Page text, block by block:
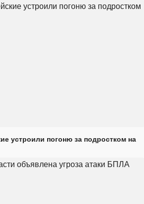
устроили погоню за подростком на